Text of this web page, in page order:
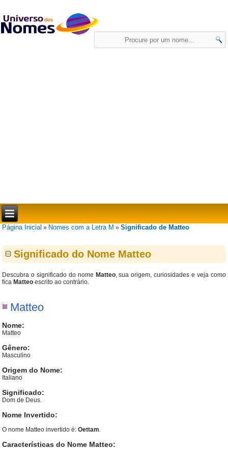
Página Inicial » Nomes com a Letra M »Significado de Matteo
Significado do Nome Matteo
Descubra o significado do nome Matteo, sua origem, curiosidades e veja como
fica Matteo escrito ao contrário.
Matteo
Nome:
Matteo
Gênero:
Masculino
Origem do Nome:
Italiano
Significado:
Dom de Deus.
Nome Invertido:
O nome Matteo invertido é:Oettam.
Características do Nome Matteo: